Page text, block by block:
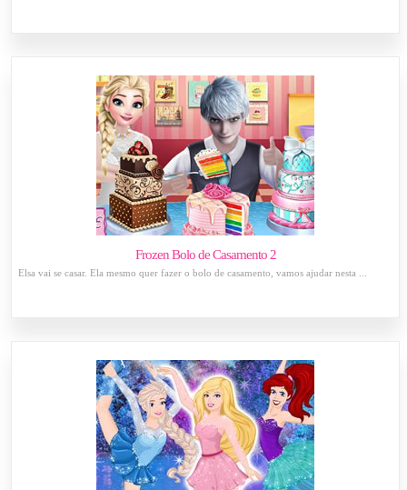
Frozen Bolo de Casamento 2
Elsa vai se casar. Ela mesmo quer fazer o bolo de casamento, vamos ajudar nesta ...